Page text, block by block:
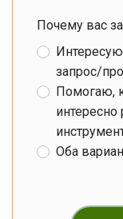
Почему вас
запрос/
Помогаю,
Оба